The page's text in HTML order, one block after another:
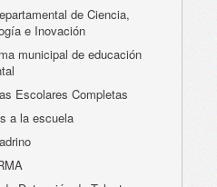
de Ciencia,
e Inovación
municipal de educación
Escolares Completas
a la escuela